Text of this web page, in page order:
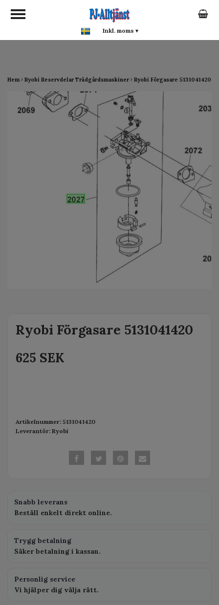
google-site-verification:
google0142a1f5f0015a93.html
Hem Ryobi Reservdelar Trädgårdsmaskiner Ryobi Förgasare 5131041420
Ryobi Förgasare 5131041420
625 SEK
Artikelnummer: 5131041420
Leverantör: Ryobi
Snabb leverans
Beställ enkelt direkt online.
Trygg betalning
Säker betalning i kassan.
Personlig service
Vi hjälper dig välja rätt.
Inkl. moms ▾